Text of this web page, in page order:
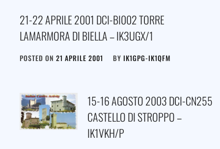
21-22 APRILE 2001 DCI-BI002 TORRE
LAMARMORA DI BIELLA – IK3UGX/1
POSTED ON 21 APRILE 2001 BY IK1GPG-IK1QFM
15-16 AGOSTO 2003 DCI-CN255
CASTELLO DI STROPPO –
IK1VKH/P